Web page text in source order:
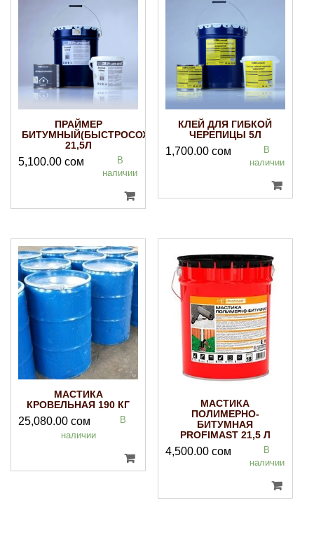
ПРАЙМЕР
БИТУМНЫЙ(БЫСТРОСОХНУЩИЙ)
21,5Л
5,100.00 сом
В
наличии
КЛЕЙ ДЛЯ ГИБКОЙ
ЧЕРЕПИЦЫ 5Л
1,700.00 сом
В
наличии
МАСТИКА
КРОВЕЛЬНАЯ 190 КГ
25,080.00 сом
В
наличии
МАСТИКА
ПОЛИМЕРНО-
БИТУМНАЯ
PROFIMAST 21,5 Л
4,500.00 сом
В
наличии